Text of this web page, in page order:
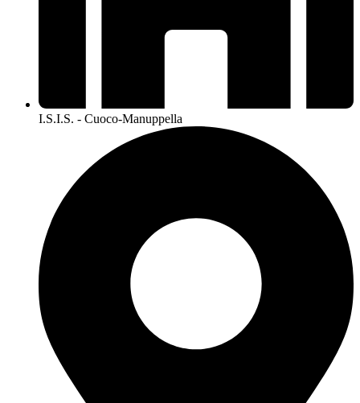
I.S.I.S. - Cuoco-Manuppella